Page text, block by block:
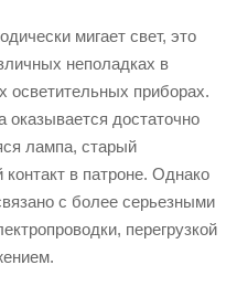
мигает свет, это
неполадках в
осветительных приборах.
оказывается достаточно
лампа, старый
в патроне. Однако
с более серьезными
перегрузкой